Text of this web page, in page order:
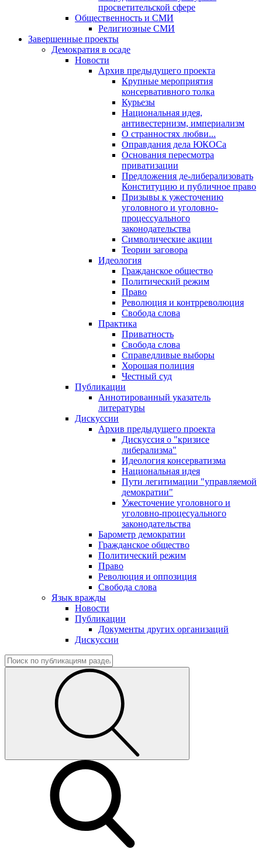
просветительской сфере
Общественность и СМИ
Религиозные СМИ
Завершенные проекты
Демократия в осаде
Новости
Архив предыдущего проекта
Крупные мероприятия
консервативного толка
Курьезы
Национальная идея,
антивестернизм, империализм
О странностях любви...
Оправдания дела ЮКОСа
Основания пересмотра
приватизации
Предложения де-либерализовать
Конституцию и публичное право
Призывы к ужесточению
уголовного и уголовно-
процессуального
законодательства
Символические акции
Теории заговора
Идеология
Гражданское общество
Политический режим
Право
Революция и контрреволюция
Свобода слова
Практика
Приватность
Свобода слова
Справедливые выборы
Хорошая полиция
Честный суд
Публикации
Аннотированный указатель
литературы
Дискуссии
Архив предыдущего проекта
Дискуссия о "кризисе
либерализма"
Идеология консерватизма
Национальная идея
Пути легитимации "управляемой
демократии"
Ужесточение уголовного и
уголовно-процесуального
законодательства
Барометр демократии
Гражданское общество
Политический режим
Право
Революция и оппозиция
Свобода слова
Язык вражды
Новости
Публикации
Документы других организаций
Дискуссии